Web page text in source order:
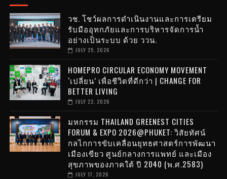
วช. โชว์ผลการดำเนินงานและการเตรียม
รับมืออุทกภัยและการบริหารจัดการน้ำ
อย่างเป็นระบบ ด้วย ววน.
JULY 25, 2026
HOMEPRO CIRCULAR ECONOMY MOVEMENT
‘เปลี่ยน’ เพื่อชีวิตที่ดีกว่า | CHANGE FOR
BETTER LIVING
JULY 22, 2026
มหกรรม THAILAND GREENEST CITIES
FORUM & EXPO 2026@PHUKET: วิสัยทัศน์
กลไกการขับเคลื่อนยุทธศาสตร์การพัฒนา
เมืองเขียว ศูนย์กลางการแพทย์ และเมือง
สุขภาพของภาคใต้ ปี 2040 (พ.ศ.2583)
JULY 17, 2026